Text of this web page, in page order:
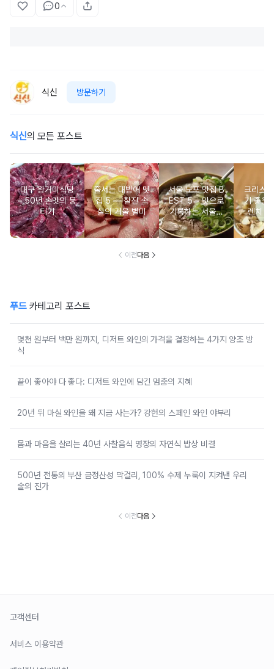
0
식신 방문하기
식신의 모든 포스트
대구 왕거미식당
– 50년 손맛의 뭉
티기
줄서는 대방어 맛
집 5 ― 찰진 속
살의 겨울 별미
서울 노포 맛집 B
EST 5 – 맛으로
기록하는 서울의
시간
크리스
기 좋은
렌치
이전다음
푸드카테고리 포스트
몇천 원부터 백만 원까지, 디저트 와인의 가격을 결정하는 4가지 양조 방
식
끝이 좋아야 다 좋다: 디저트 와인에 담긴 멈춤의 지혜
20년 뒤 마실 와인을 왜 지금 사는가? 강헌의 스페인 와인 야부리
몸과 마음을 살리는 40년 사찰음식 명장의 자연식 밥상 비결
500년 전통의 부산 금정산성 막걸리, 100% 수제 누룩이 지켜낸 우리
술의 진가
이전다음
고객센터
서비스 이용약관